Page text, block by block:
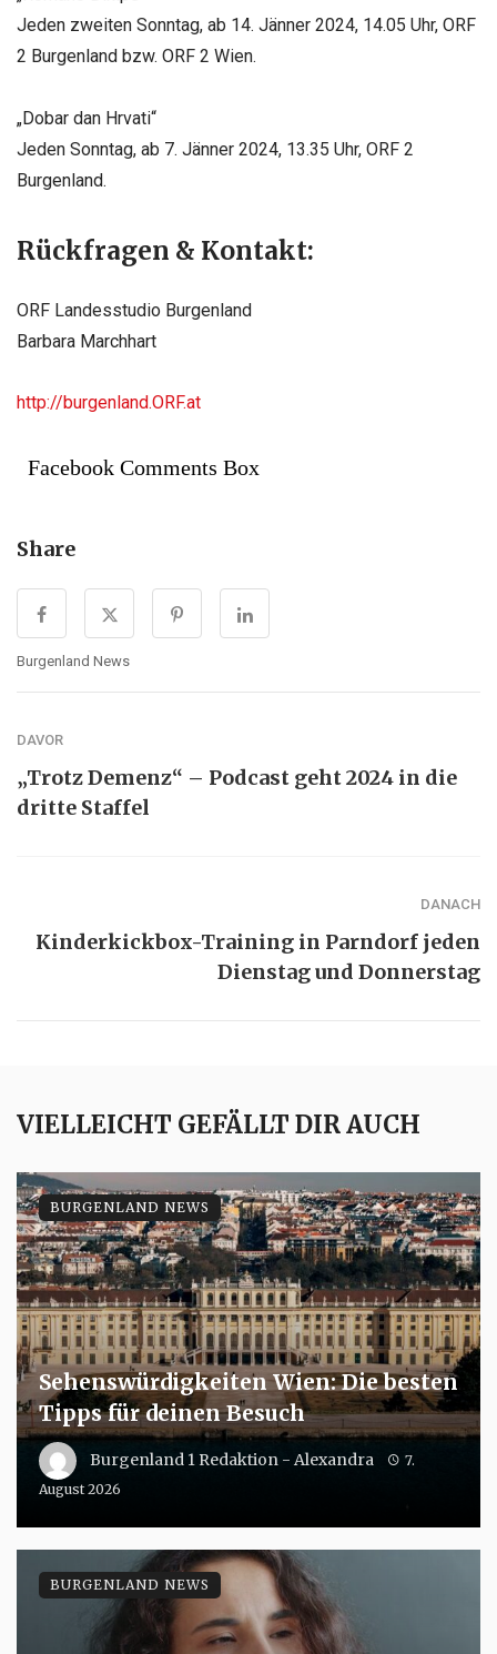
Jeden zweiten Sonntag, ab 14. Jänner 2024, 14.05 Uhr, ORF
2 Burgenland bzw. ORF 2 Wien.
„Dobar dan Hrvati“
Jeden Sonntag, ab 7. Jänner 2024, 13.35 Uhr, ORF 2
Burgenland.
Rückfragen & Kontakt:
ORF Landesstudio Burgenland
Barbara Marchhart
http://burgenland.ORF.at
Facebook Comments Box
Share
Burgenland News
DAVOR
„Trotz Demenz“ – Podcast geht 2024 in die
dritte Staffel
DANACH
Kinderkickbox-Training in Parndorf jeden
Dienstag und Donnerstag
VIELLEICHT GEFÄLLT DIR AUCH
Sehenswürdigkeiten Wien: Die besten
Tipps für deinen Besuch
Burgenland 1 Redaktion - Alexandra
7.
August 2026
BURGENLAND NEWS
BURGENLAND NEWS